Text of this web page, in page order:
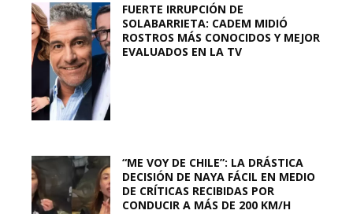
FUERTE IRRUPCIÓN DE
SOLABARRIETA: CADEM MIDIÓ
ROSTROS MÁS CONOCIDOS Y MEJOR
EVALUADOS EN LA TV
“ME VOY DE CHILE”: LA DRÁSTICA
DECISIÓN DE NAYA FÁCIL EN MEDIO
DE CRÍTICAS RECIBIDAS POR
CONDUCIR A MÁS DE 200 KM/H